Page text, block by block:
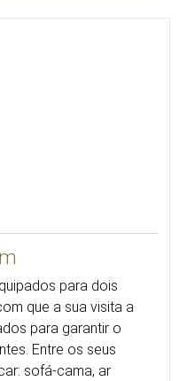
para dois
que a sua visita a
para garantir o
Entre os seus
sofá-cama, ar